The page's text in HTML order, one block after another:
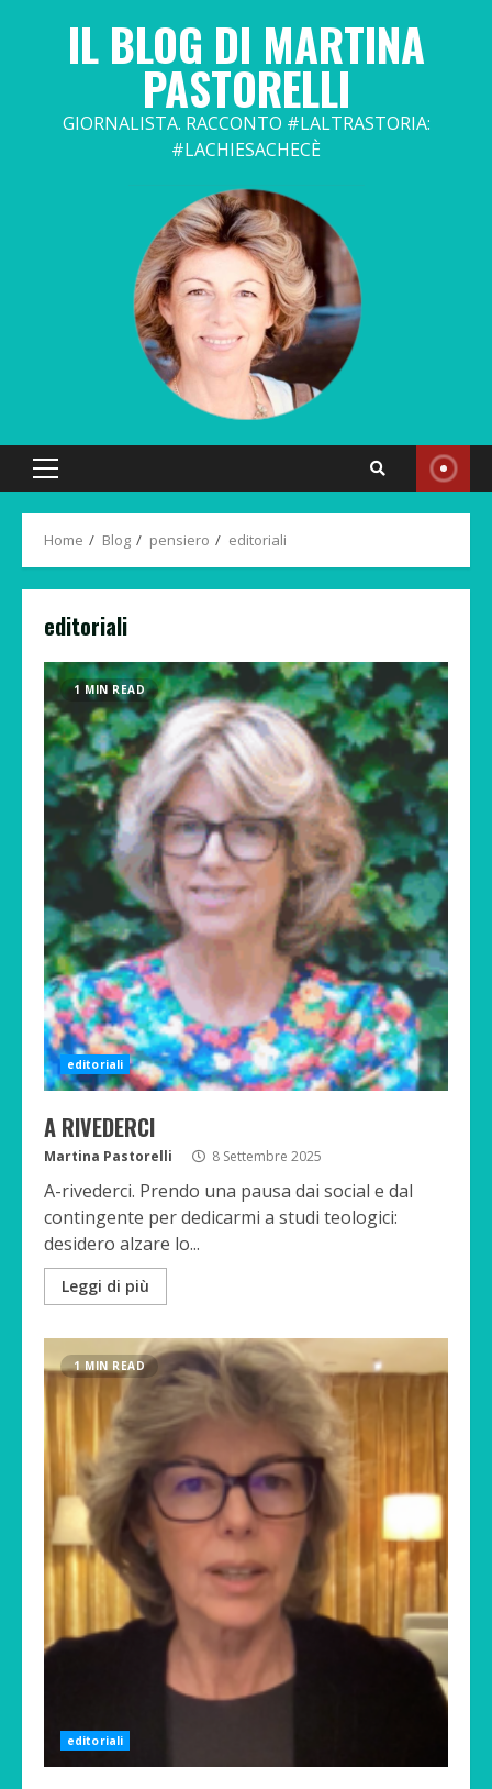
IL BLOG DI MARTINA
PASTORELLI
GIORNALISTA. RACCONTO #LALTRASTORIA:
#LACHIESACHECÈ
Primary
Home Blog pensiero editoriali
editoriali
1 MIN READ
editoriali
A RIVEDERCI
Martina Pastorelli 8 Settembre 2025
A-rivederci. Prendo una pausa dai social e dal
contingente per dedicarmi a studi teologici:
desidero alzare lo...
Leggi di più
1 MIN READ
editoriali